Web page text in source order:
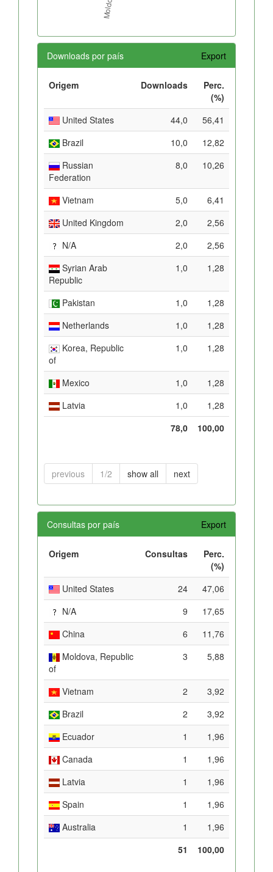
Downloads por país Export
Origem Downloads
Perc.
(%)
United States
44,0
56,41
Brazil
10,0
12,82
Russian
Federation
8,0 10,26
Vietnam 5,0
6,41
United Kingdom
2,0
2,56
N/A
2,0
2,56
Syrian Arab
Republic
1,0 1,28
Pakistan 1,0
1,28
Netherlands
1,0
1,28
Korea, Republic
of
1,0 1,28
Mexico 1,0
1,28
Latvia
1,0
1,28
78,0
100,00
previous 1/2 show all next
Consultas por país Export
Origem Consultas
Perc.
(%)
United States
24
47,06
N/A
9
17,65
China
6
11,76
Moldova, Republic
of
3 5,88
Vietnam 2
3,92
Brazil
2
3,92
Ecuador
1
1,96
Canada
1
1,96
Latvia
1
1,96
Spain
1
1,96
Australia
1
1,96
51
100,00